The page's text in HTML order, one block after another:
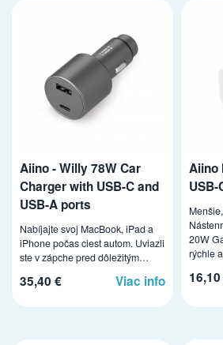
Aiino - Willy 78W Car
Charger with USB-C and
USB-A ports
Nabíjajte svoj MacBook, iPad a
iPhone počas ciest autom. Uviazli
ste v zápche pred dôležitým…
35,40 € Viac info
Aiino
20W
rýchle